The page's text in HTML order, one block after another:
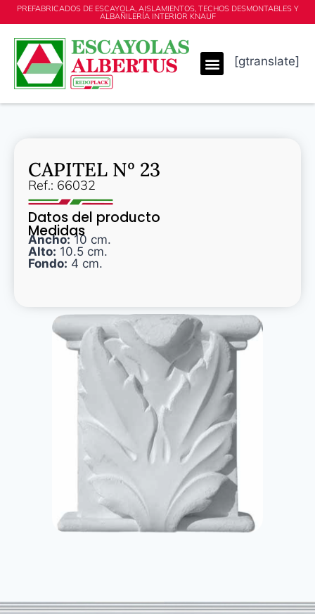
PREFABRICADOS DE ESCAYOLA, AISLAMIENTOS, TECHOS DESMONTABLES Y
ALBAÑILERÍA INTERIOR KNAUF
[gtranslate]
CAPITEL Nº 23
Ref.: 66032
Datos del producto
Medidas
Ancho:10 cm.
Alto: 10.5 cm.
Fondo: 4 cm.